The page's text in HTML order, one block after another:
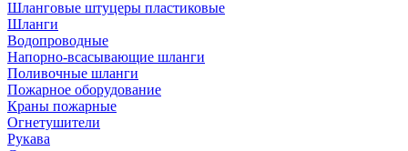
Шланговые штуцеры пластиковые
Шланги
Водопроводные
Напорно-всасывающие шланги
Поливочные шланги
Пожарное оборудование
Краны пожарные
Огнетушители
Рукава